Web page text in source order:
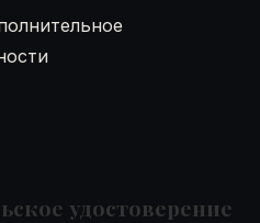
удостоверение